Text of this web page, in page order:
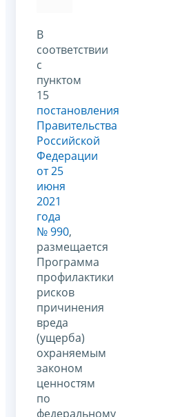
В
соответствии
с
пунктом
15
постановления
Правительства
Российской
Федерации
от 25
июня
2021
года
№ 990,
размещается
Программа
профилактики
рисков
причинения
вреда
(ущерба)
охраняемым
законом
ценностям
по
федеральному